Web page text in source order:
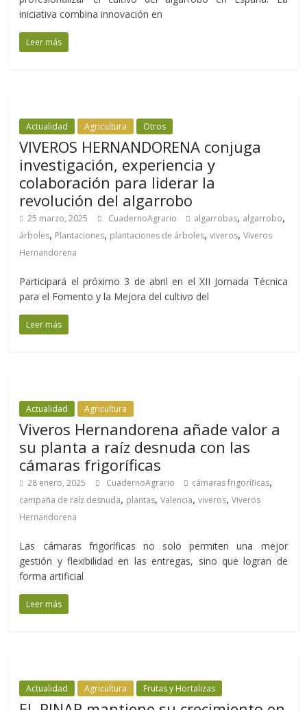
iniciativa combina innovación en
Leer más
Actualidad Agricultura Otros
VIVEROS HERNANDORENA conjuga
investigación, experiencia y
colaboración para liderar la
revolución del algarrobo
25 marzo, 2025 CuadernoAgrario algarrobas, algarrobo,
árboles, Plantaciones, plantaciones de árboles,viveros,Viveros
Hernandorena
Participará el próximo 3 de abril en el XII Jornada Técnica
para el Fomento y la Mejora del cultivo del
Leer más
Actualidad Agricultura
Viveros Hernandorena añade valor a
su planta a raíz desnuda con las
cámaras frigoríficas
28 enero, 2025 CuadernoAgrario cámaras frigoríficas,
campaña de raíz desnuda, plantas,Valencia,viveros,Viveros
Hernandorena
Las cámaras frigoríficas no solo permiten una mejor
gestión y flexibilidad en las entregas, sino que logran de
forma artificial
Leer más
Actualidad Agricultura Frutas y Hortalizas